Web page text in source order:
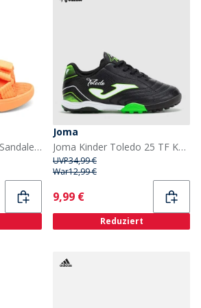
Bisgaard Kinder Paul Sandalen Orange
Joma
Joma Kinder Toledo 25 TF Kunstrasen Fußballschuhe Schwarz
UVP34,99 €
War12,99 €
Current
9,99 €
Reduziert